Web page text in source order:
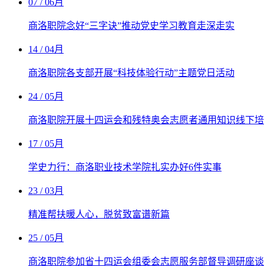
商洛职院念好“三字诀”推动党史学习教育走深走实
14 / 04月
商洛职院各支部开展“科技体验行动”主题党日活动
24 / 05月
商洛职院开展十四运会和残特奥会志愿者通用知识线下
17 / 05月
学史力行：商洛职业技术学院扎实办好6件实事
23 / 03月
精准帮扶暖人心，脱贫致富谱新篇
25 / 05月
商洛职院参加省十四运会组委会志愿服务部督导调研座